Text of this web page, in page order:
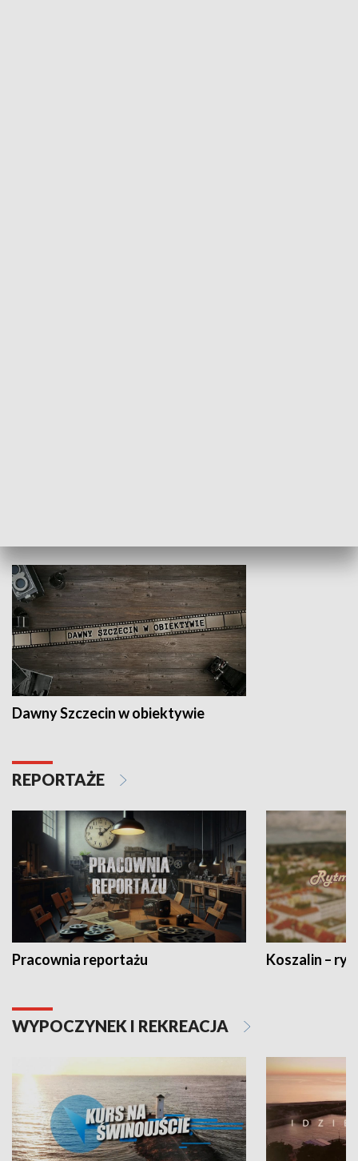
Dawny Szczecin w obiektywie
REPORTAŻE
Pracownia reportażu Koszalin –
WYPOCZYNEK I REKREACJA